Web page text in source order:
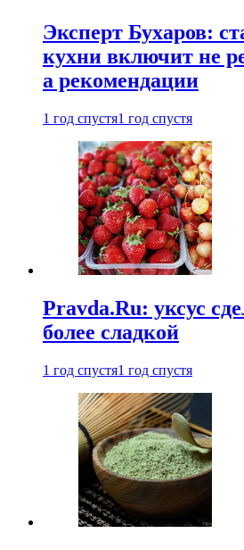
Эксперт Бухаров:
кухни включит не
а рекомендации
1 год спустя1 год спустя
Pravda.Ru: уксус
более сладкой
1 год спустя1 год спустя